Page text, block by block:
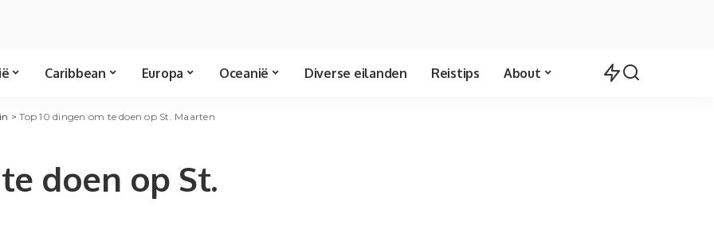
Caribbean Europa Oceanië Diverse eilanden Reistips About
>Top 10 dingen om te doen op St. Maarten
doen op St.